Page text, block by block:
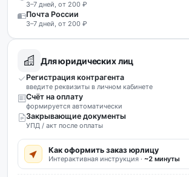
3–7 дней, от 200 ₽
Почта России
3–7 дней, от 200 ₽
Для юридических лиц
Регистрация контрагента
введите реквизиты в личном кабинете
Счёт на оплату
формируется автоматически
Закрывающие документы
УПД / акт после оплаты
Как оформить заказ юрлицу
Интерактивная инструкция · ~2 минуты